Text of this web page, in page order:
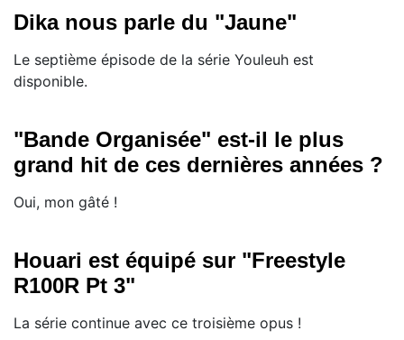
Dika nous parle du "Jaune"
Le septième épisode de la série Youleuh est
disponible.
"Bande Organisée" est-il le plus
grand hit de ces dernières années ?
Oui, mon gâté !
Houari est équipé sur "Freestyle
R100R Pt 3"
La série continue avec ce troisième opus !